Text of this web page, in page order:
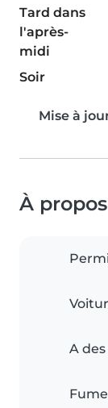
Tard dans
l'après-
midi
Soir
Mise à
À
A